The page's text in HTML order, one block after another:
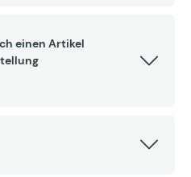
einen Artikel